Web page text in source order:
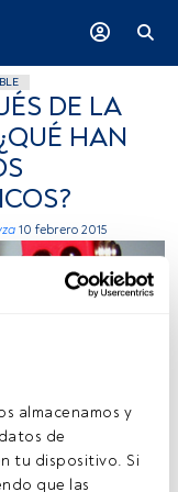
almacenamos y
de
tu dispositivo. Si
que las
DE LA
HAN
10 febrero 2015